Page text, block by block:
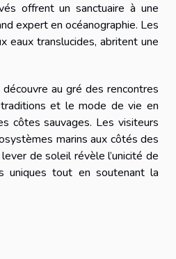
offrent un sanctuaire à une
expert en océanographie. Les
eaux translucides, abritent une
découvre au gré des rencontres
et le mode de vie en
côtes sauvages. Les visiteurs
marins aux côtés des
de soleil révèle l’unicité de
uniques tout en soutenant la